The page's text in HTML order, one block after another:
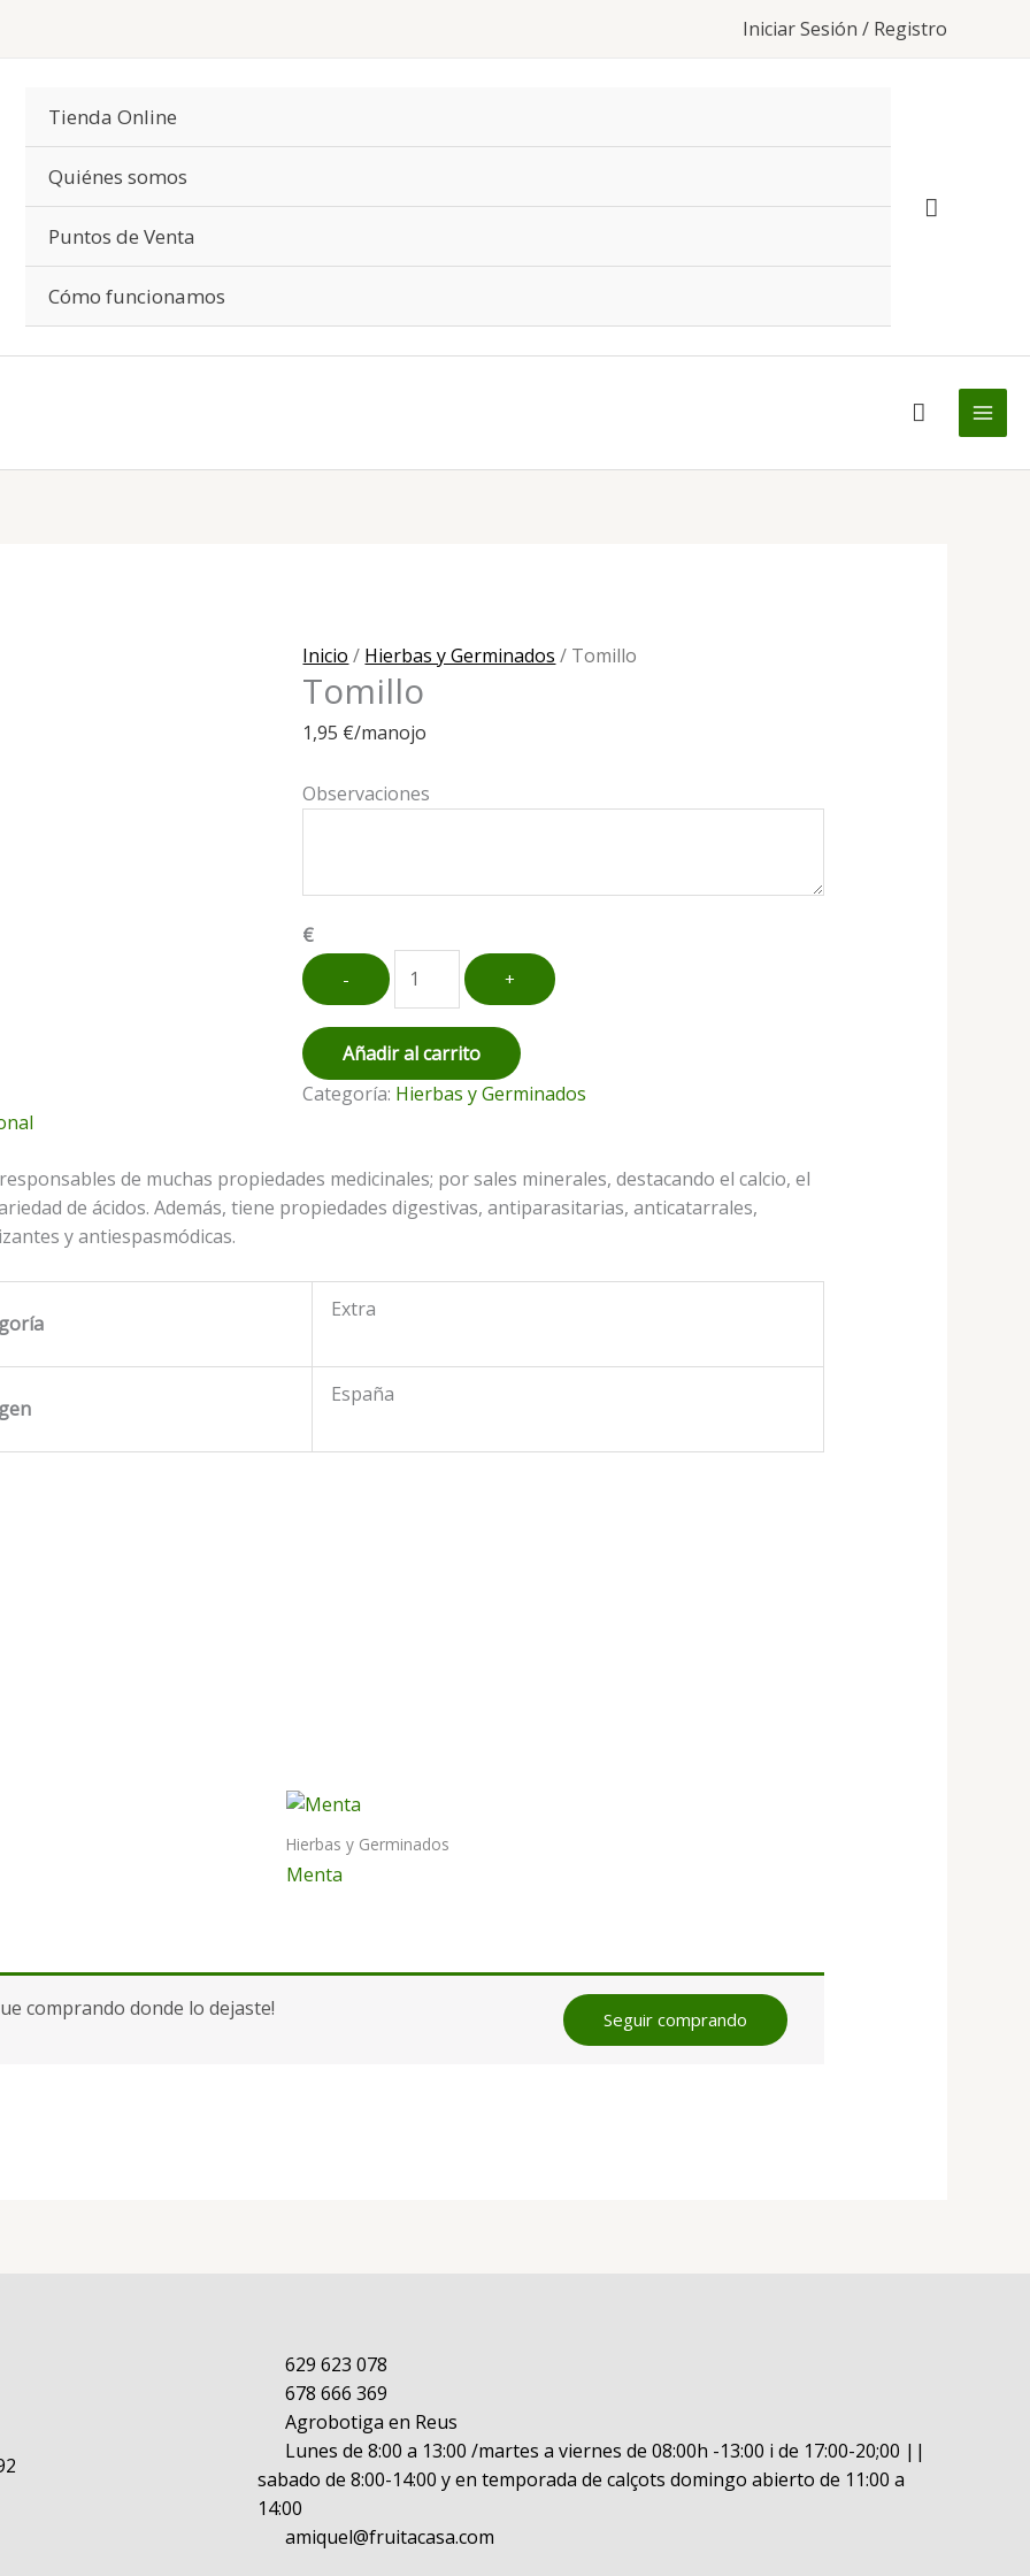
Iniciar Sesión / Registro
Tienda Online
Quiénes somos
Puntos de Venta
Cómo funcionamos
Inicio / Hierbas y Germinados / Tomillo
Tomillo
1,95 €/manojo
Observaciones
€
Tomillo
cantidad
- +
Añadir al carrito
Categoría: Hierbas y Germinados
de muchas propiedades medicinales; por sales minerales, destacando el calcio, el
de ácidos. Además, tiene propiedades digestivas, antiparasitarias, anticatarrales,
y antiespasmódicas.
Extra
España
Hierbas y Germinados
Menta
Seguir comprando
comprando donde lo dejaste!
629 623 078
678 666 369
Agrobotiga en Reus
Lunes de 8:00 a 13:00 /martes a viernes de 08:00h -13:00 i de 17:00-20;00 ||
sabado de 8:00-14:00 y en temporada de calçots domingo abierto de 11:00 a
14:00
amiquel@fruitacasa.com